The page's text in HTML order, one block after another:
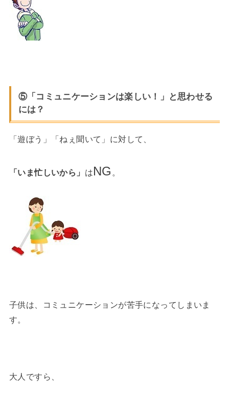
⑤「コミュニケーションは楽しい！」と思わせる
には？
「遊ぼう」「ねぇ聞いて」に対して、
「いま忙しいから」 はNG 。
子供は、コミュニケーションが苦手になってしまいま
す。
大人ですら、